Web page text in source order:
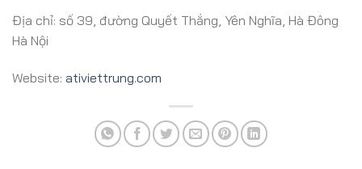
Địa chỉ: số 39, đường Quyết Thắng, Yên Nghĩa, Hà Đông
Hà Nội
Website: ativiettrung.com